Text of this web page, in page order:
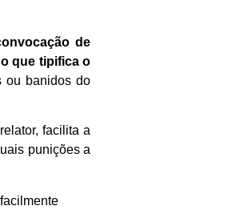
de
que tipifica o
ou banidos do
facilita a
punições a